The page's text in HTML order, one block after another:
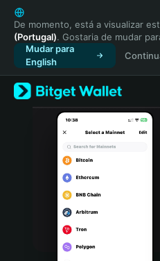
English
日本語
Tiếng Việt
Русский
Español (Latinoamérica)
Türkçe
Italiano
Português (Portugal)
Bahasa Indonesia
De momento, está a visualizar
(Portugal). Gostaria de mudar
Mudar para
English